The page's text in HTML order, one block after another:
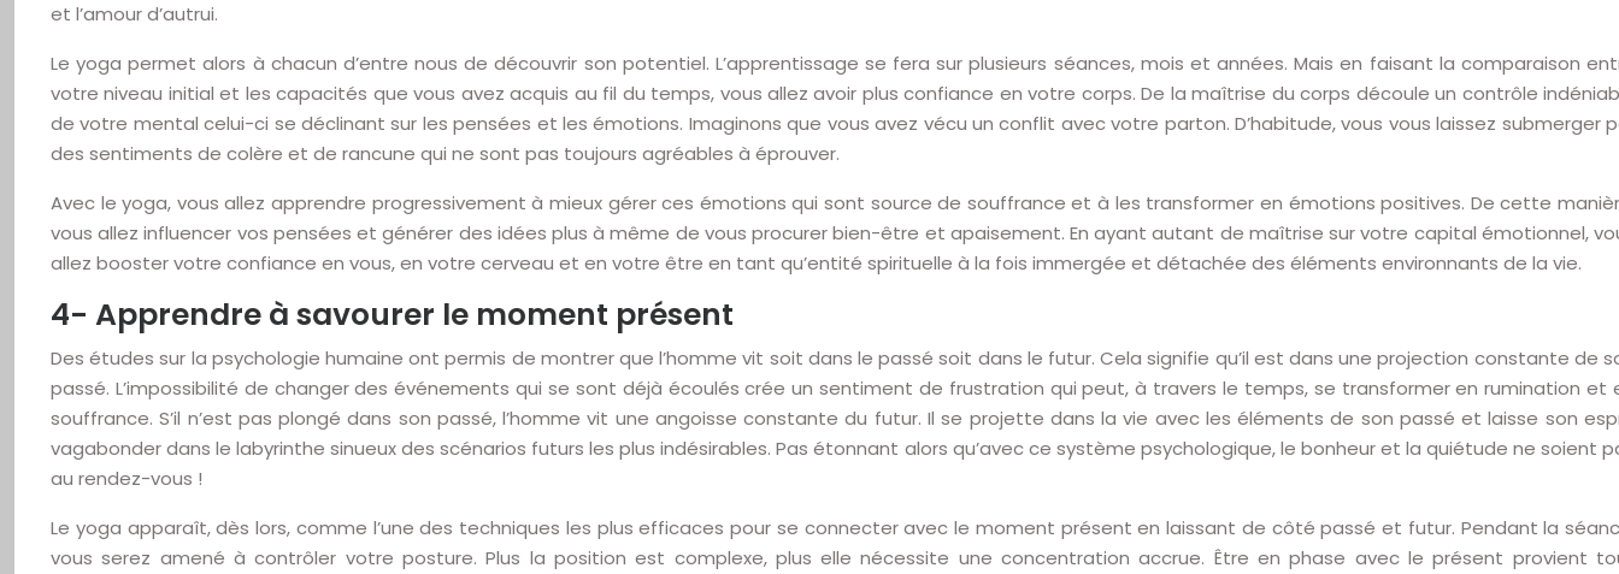
et l’amour d’autrui.
Le yoga permet alors à chacun d’entre nous de découvrir son potentiel. L’apprentissage se fera sur plusieurs séances, mois et années. Mais en faisant la comparaison
votre niveau initial et les capacités que vous avez acquis au fil du temps, vous allez avoir plus confiance en votre corps. De la maîtrise du corps découle un contrôle
de votre mental celui-ci se déclinant sur les pensées et les émotions. Imaginons que vous avez vécu un conflit avec votre parton. D’habitude, vous vous laissez submerger
des sentiments de colère et de rancune qui ne sont pas toujours agréables à éprouver.
Avec le yoga, vous allez apprendre progressivement à mieux gérer ces émotions qui sont source de souffrance et à les transformer en émotions positives. De cette
vous allez influencer vos pensées et générer des idées plus à même de vous procurer bien-être et apaisement. En ayant autant de maîtrise sur votre capital émotionnel,
allez booster votre confiance en vous, en votre cerveau et en votre être en tant qu’entité spirituelle à la fois immergée et détachée des éléments environnants de la vie.
4- Apprendre à savourer le moment présent
Des études sur la psychologie humaine ont permis de montrer que l’homme vit soit dans le passé soit dans le futur. Cela signifie qu’il est dans une projection constante de
passé. L’impossibilité de changer des événements qui se sont déjà écoulés crée un sentiment de frustration qui peut, à travers le temps, se transformer en rumination et
souffrance. S’il n’est pas plongé dans son passé, l’homme vit une angoisse constante du futur. Il se projette dans la vie avec les éléments de son passé et laisse son
vagabonder dans le labyrinthe sinueux des scénarios futurs les plus indésirables. Pas étonnant alors qu’avec ce système psychologique, le bonheur et la quiétude ne soient
au rendez-vous !
Le yoga apparaît, dès lors, comme l’une des techniques les plus efficaces pour se connecter avec le moment présent en laissant de côté passé et futur. Pendant la
vous serez amené à contrôler votre posture. Plus la position est complexe, plus elle nécessite une concentration accrue. Être en phase avec le présent provient